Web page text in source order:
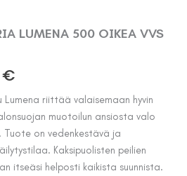
LUMENA 500 OIKEA VVS
€.
€
hinta
on:
359,00 €.
riittää valaisemaan hyvin
muotoilun ansiosta valo
Tuote on vedenkestävä ja
Kaksipuolisten peilien
itseäsi helposti kaikista suunnista.